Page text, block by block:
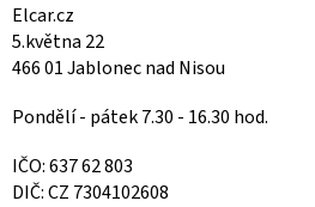
Elcar.cz
5.května 22
466 01 Jablonec nad Nisou
Pondělí - pátek 7.30 - 16.30 hod.
IČO: 637 62 803
DIČ: CZ 7304102608